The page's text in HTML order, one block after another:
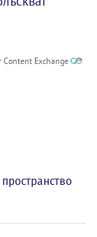
Content Exchange